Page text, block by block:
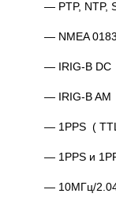
— PTP, NTP,
— NMEA 0183 и
— IRIG-B DC
— IRIG-B AM
— 1PPS (
— 1PPS и
— 10МГц/